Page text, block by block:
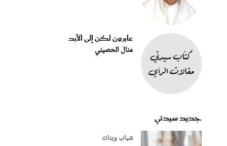
عابرون لكن إلى الأبد
منال الحصيني
جديد سيدتي
شباب وبنات